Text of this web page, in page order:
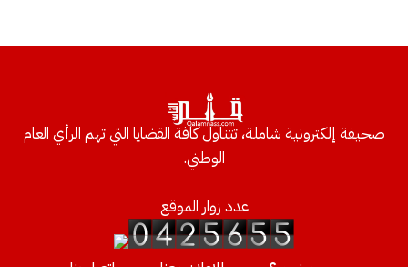
صحيفة إلكترونية شاملة، تتناول كافة القضايا التي تهم الرأي العام
الوطني.
عدد زوار الموقع